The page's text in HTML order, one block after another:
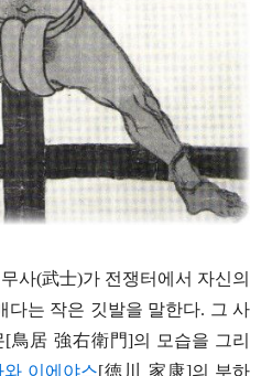
무사(武士)가 전쟁터에서 자신의
다는 작은 깃발을 말한다. 그 사
[鳥居強右衛門]의 모습을 그리
와 이에야스[徳川 家康]의 부하